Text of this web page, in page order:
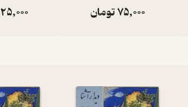
75,000تومان